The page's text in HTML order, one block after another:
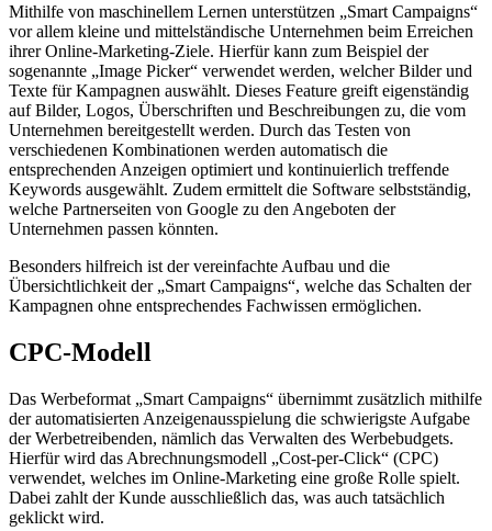
Mithilfe von maschinellem Lernen unterstützen „Smart Campaigns“
vor allem kleine und mittelständische Unternehmen beim Erreichen
ihrer Online-Marketing-Ziele. Hierfür kann zum Beispiel der
sogenannte „Image Picker“ verwendet werden, welcher Bilder und
Texte für Kampagnen auswählt. Dieses Feature greift eigenständig
auf Bilder, Logos, Überschriften und Beschreibungen zu, die vom
Unternehmen bereitgestellt werden. Durch das Testen von
verschiedenen Kombinationen werden automatisch die
entsprechenden Anzeigen optimiert und kontinuierlich treffende
Keywords ausgewählt. Zudem ermittelt die Software selbstständig,
welche Partnerseiten von Google zu den Angeboten der
Unternehmen passen könnten.
Besonders hilfreich ist der vereinfachte Aufbau und die
Übersichtlichkeit der „Smart Campaigns“, welche das Schalten der
Kampagnen ohne entsprechendes Fachwissen ermöglichen.
CPC-Modell
Das Werbeformat „Smart Campaigns“ übernimmt zusätzlich mithilfe
der automatisierten Anzeigenausspielung die schwierigste Aufgabe
der Werbetreibenden, nämlich das Verwalten des Werbebudgets.
Hierfür wird das Abrechnungsmodell „Cost-per-Click“ (CPC)
verwendet, welches im Online-Marketing eine große Rolle spielt.
Dabei zahlt der Kunde ausschließlich das, was auch tatsächlich
geklickt wird.